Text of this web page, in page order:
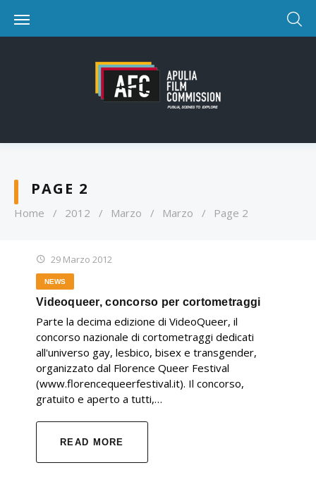
PAGE 2
Home / 2012 / Marzo / Marzo / Page 2
29 Marzo 2012
NEWS
Videoqueer, concorso per cortometraggi
Parte la decima edizione di VideoQueer, il
concorso nazionale di cortometraggi dedicati
all'universo gay, lesbico, bisex e transgender,
organizzato dal Florence Queer Festival
(www.florencequeerfestival.it). Il concorso,
gratuito e aperto a tutti,…
READ MORE